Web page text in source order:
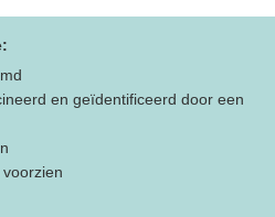
en geïdentificeerd door een